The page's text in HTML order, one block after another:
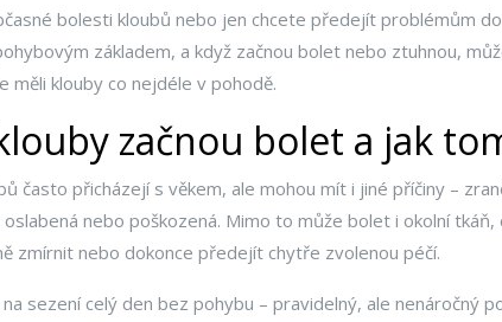
bolesti kloubů nebo jen chcete předejít problémům
základem, a když začnou bolet nebo ztuhnou,
měli klouby co nejdéle v pohodě.
začnou bolet a jak
často přicházejí s věkem, ale mohou mít i jiné příčiny –
oslabená nebo poškozená. Mimo to může bolet i okolní
zmírnit nebo dokonce předejít chytře zvolenou péčí.
sezení celý den bez pohybu – pravidelný, ale nenáročný